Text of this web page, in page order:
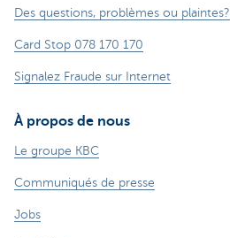
Des questions, problèmes ou plaintes?
Card Stop 078 170 170
Signalez Fraude sur Internet
À propos de nous
Le groupe KBC
Communiqués de presse
Jobs